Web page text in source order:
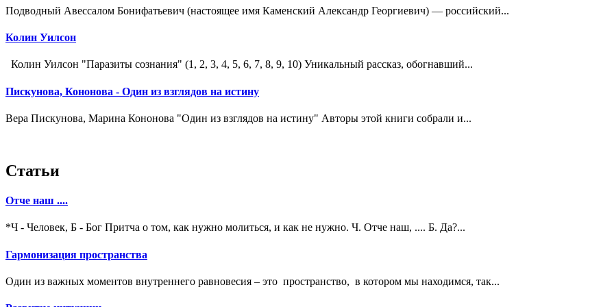
Подводный Авессалом Бонифатьевич (настоящее имя Каменский Александр Георгиевич) — российский...
Колин Уилсон
Колин Уилсон "Паразиты сознания" (1, 2, 3, 4, 5, 6, 7, 8, 9, 10) Уникальный рассказ, обогнавший...
Пискунова, Кононова - Один из взглядов на истину
Вера Пискунова, Марина Кононова "Один из взглядов на истину" Авторы этой книги собрали и...
Статьи
Отче наш ....
*Ч - Человек, Б - Бог Притча о том, как нужно молиться, и как не нужно. Ч. Отче наш, .... Б. Да?...
Гармонизация пространства
Один из важных моментов внутреннего равновесия – это пространство, в котором мы находимся, так...